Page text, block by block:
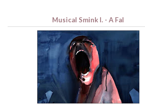
Musical Smink I. - A Fal